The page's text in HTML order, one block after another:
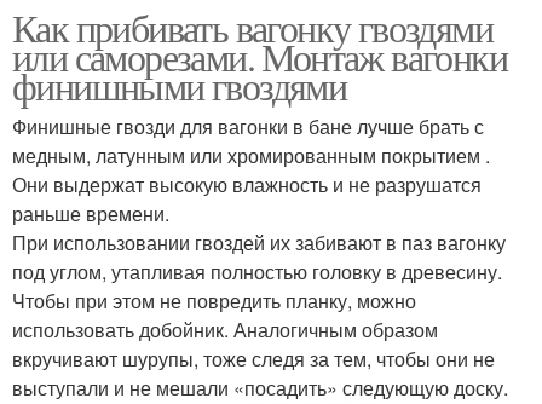
Как прибивать вагонку гвоздями
или саморезами. Монтаж вагонки
финишными гвоздями
Финишные гвозди для вагонки в бане лучше брать с
медным, латунным или хромированным покрытием .
Они выдержат высокую влажность и не разрушатся
раньше времени.
При использовании гвоздей их забивают в паз вагонку
под углом, утапливая полностью головку в древесину.
Чтобы при этом не повредить планку, можно
использовать добойник. Аналогичным образом
вкручивают шурупы, тоже следя за тем, чтобы они не
выступали и не мешали «посадить» следующую доску.